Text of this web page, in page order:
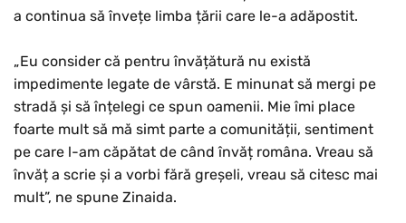
a continua să învețe limba țării care le-a adăpostit.
„Eu consider că pentru învățătură nu există
impedimente legate de vârstă. E minunat să mergi pe
stradă și să înțelegi ce spun oamenii. Mie îmi place
foarte mult să mă simt parte a comunității, sentiment
pe care l-am căpătat de când învăț româna. Vreau să
învăț a scrie și a vorbi fără greșeli, vreau să citesc mai
mult”, ne spune Zinaida.